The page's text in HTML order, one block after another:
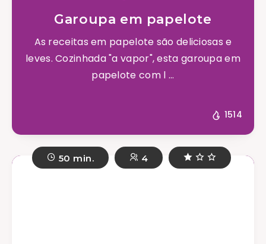
Garoupa em papelote
As receitas em papelote são deliciosas e
leves. Cozinhada "a vapor", esta garoupa em
papelote com l ...
1514
50 min. 4